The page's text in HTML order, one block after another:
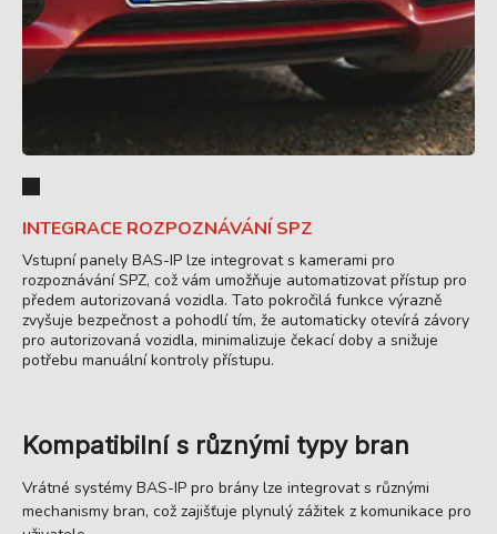
INTEGRACE ROZPOZNÁVÁNÍ SPZ
Vstupní panely BAS-IP lze integrovat s kamerami pro
rozpoznávání SPZ, což vám umožňuje automatizovat přístup pro
předem autorizovaná vozidla. Tato pokročilá funkce výrazně
zvyšuje bezpečnost a pohodlí tím, že automaticky otevírá závory
pro autorizovaná vozidla, minimalizuje čekací doby a snižuje
potřebu manuální kontroly přístupu.
Kompatibilní s různými typy bran
Vrátné systémy BAS-IP pro brány lze integrovat s různými
mechanismy bran, což zajišťuje plynulý zážitek z komunikace pro